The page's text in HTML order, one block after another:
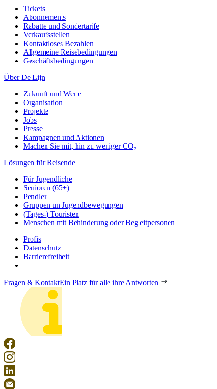
Tickets
Abonnements
Rabatte und Sondertarife
Verkaufsstellen
Kontaktloses Bezahlen
Allgemeine Reisebedingungen
Geschäftsbedingungen
Über De Lijn
Zukunft und Werte
Organisation
Projekte
Jobs
Presse
Kampagnen und Aktionen
Machen Sie mit, hin zu weniger CO₂
Lösungen für Reisende
Für Jugendliche
Senioren (65+)
Pendler
Gruppen un Jugendbewegungen
(Tages-) Touristen
Menschen mit Behinderung oder Begleitpersonen
Profis
Datenschutz
Barrierefreiheit
Fragen & KontaktEin Platz für alle ihre Antworten